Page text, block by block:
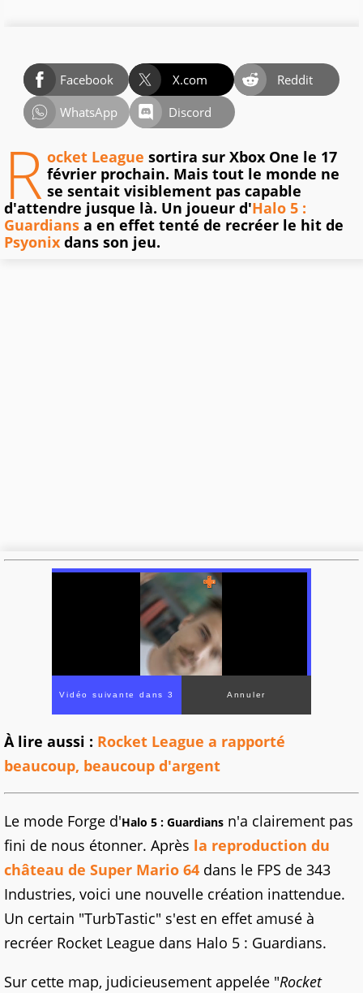
Facebook X.com
Reddit
WhatsApp
Discord
R ocket League sortira sur Xbox One le 17
février prochain. Mais tout le monde ne
se sentait visiblement pas capable
d'attendre jusque là. Un joueur d'Halo 5 :
Guardians a en effet tenté de recréer le hit de
Psyonix dans son jeu.
À lire aussi : Rocket League a rapporté
beaucoup, beaucoup d'argent
Le mode Forge d'Halo 5 : Guardians n'a clairement pas
fini de nous étonner. Après la reproduction du
château de Super Mario 64 dans le FPS de 343
Industries, voici une nouvelle création inattendue.
Un certain "TurbTastic" s'est en effet amusé à
recréer Rocket League dans Halo 5 : Guardians.
Sur cette map, judicieusement appelée "Rocket